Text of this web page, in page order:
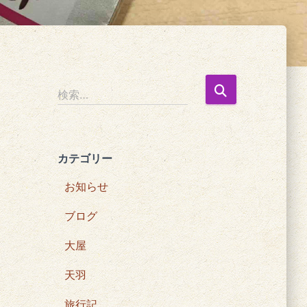
検
索
検索…
カテゴリー
お知らせ
ブログ
大屋
天羽
旅行記